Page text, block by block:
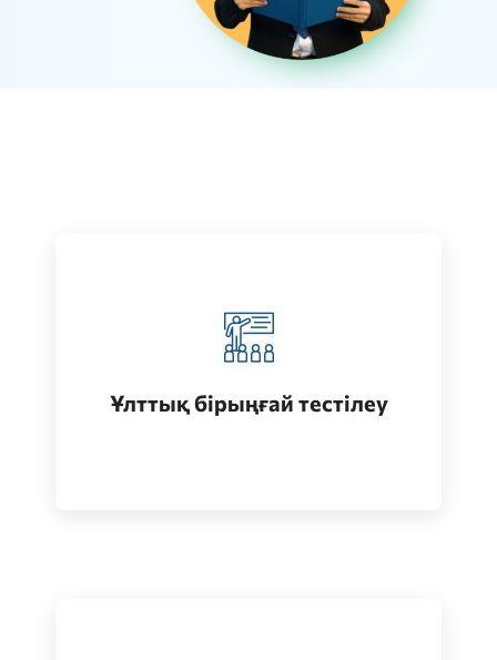
Ұлттық бірыңғай тестілеу
Қазақстанда жоғары білім алу
(бакалавриат)
Өту